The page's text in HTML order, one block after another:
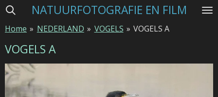
Ga
naar
de
NATUURFOTOGRAFIE EN FILM
Home » NEDERLAND » VOGELS » VOGELS A
VOGELS A